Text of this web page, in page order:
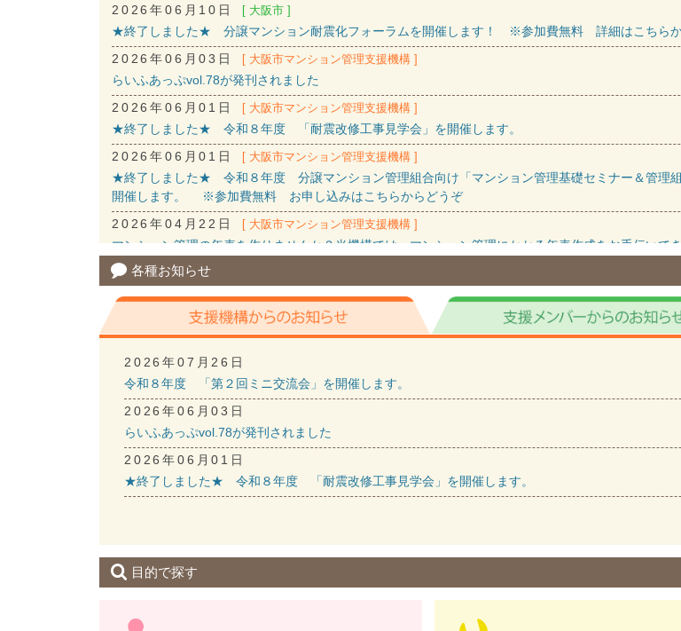
2026年06月10日
[ 大阪市 ]
★終了しました★ 分譲マンション耐震化フォーラムを開催します！ ※参加費無料 詳細はこちら
2026年06月03日
[ 大阪市マンション管理支援機構 ]
らいふあっぷvol.78が発刊されました
2026年06月01日
[ 大阪市マンション管理支援機構 ]
★終了しました★ 令和８年度 「耐震改修工事見学会」を開催します。
2026年06月01日
[ 大阪市マンション管理支援機構 ]
★終了しました★ 令和８年度 分譲マンション管理組合向け「マンション管理基礎セミナー＆管理
開催します。 ※参加費無料 お申し込みはこちらからどうぞ
2026年04月22日
[ 大阪市マンション管理支援機構 ]
マンション管理の年表を作りませんか？当機構では、マンション管理にかかる年表作成をお手伝いで
用紙を用意しました。あわせて、直接データ管理ができるようExcel版や年表の必要性・記載例なども
是非ご活用ください。
2026年04月22日
[ 大阪市マンション管理支援機構 ]
情報誌「らいふあっぷ臨時号VOL12」を発行しました。改正区分所有法の概要を掲載しています。
2026年03月22日
★終了しました★令和7年度「マンション管理組合交流会」３月22日（日）を開催します。参加費無料
2026年02月02日
情報誌「らいふあっぷ」vol.77号を発行しました。基礎講座の報告や管理組合だよりを掲載しています
2025年12月24日
マンション管理セミナーのDVDが新しくなりました。
令和7年度の講座を大阪市立住まい情報センター4階住情報プラザで ご視聴いただけます。
な内容が含まれています。
2025年12月05日
[ 国土交通省 ]
各種お知らせ
2026年07月26日
令和８年度 「第２回ミニ交流会」を開催します。
2026年06月03日
らいふあっぷvol.78が発刊されました
2026年06月01日
★終了しました★ 令和８年度 「耐震改修工事見学会」を開催します。
目的で探す